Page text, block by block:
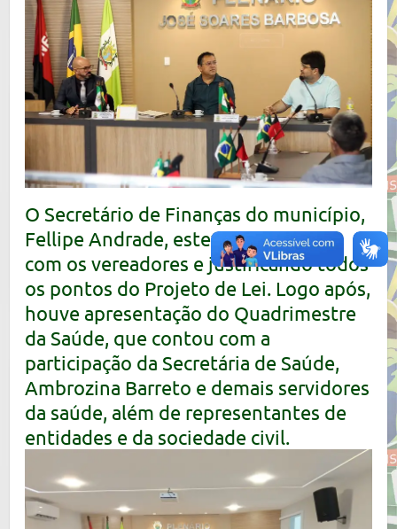
O Secretário de Finanças do município,
Fellipe Andrade, esteve dialogando
com os vereadores e justificando todos
os pontos do Projeto de Lei. Logo após,
houve apresentação do Quadrimestre
da Saúde, que contou com a
participação da Secretária de Saúde,
Ambrozina Barreto e demais servidores
da saúde, além de representantes de
entidades e da sociedade civil.